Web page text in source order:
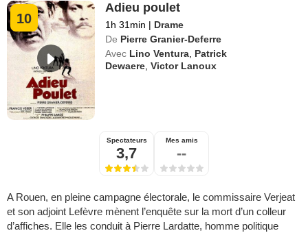
10
Adieu poulet
1h 31min | Drame
De Pierre Granier-Deferre
Avec Lino Ventura, Patrick
Dewaere,Victor Lanoux
Spectateurs
3,7
Mes amis
--
A Rouen, en pleine campagne électorale, le commissaire Verjeat
et son adjoint Lefèvre mènent l’enquête sur la mort d’un colleur
d’affiches. Elle les conduit à Pierre Lardatte, homme politique